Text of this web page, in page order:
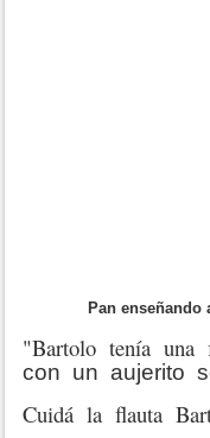
Pan
"Bartolo tenía una
con un aujerito
Cuidá la flauta